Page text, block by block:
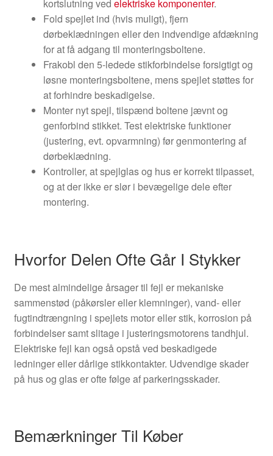
kortslutning ved elektriske komponenter.
Fold spejlet ind (hvis muligt), fjern
dørbeklædningen eller den indvendige afdækning
for at få adgang til monteringsboltene.
Frakobl den 5-ledede stikforbindelse forsigtigt og
løsne monteringsboltene, mens spejlet støttes for
at forhindre beskadigelse.
Monter nyt spejl, tilspænd boltene jævnt og
genforbind stikket. Test elektriske funktioner
(justering, evt. opvarmning) før genmontering af
dørbeklædning.
Kontroller, at spejlglas og hus er korrekt tilpasset,
og at der ikke er slør i bevægelige dele efter
montering.
Hvorfor Delen Ofte Går I Stykker
De mest almindelige årsager til fejl er mekaniske
sammenstød (påkørsler eller klemninger), vand- eller
fugtindtrængning i spejlets motor eller stik, korrosion på
forbindelser samt slitage i justeringsmotorens tandhjul.
Elektriske fejl kan også opstå ved beskadigede
ledninger eller dårlige stikkontakter. Udvendige skader
på hus og glas er ofte følge af parkeringsskader.
Bemærkninger Til Køber